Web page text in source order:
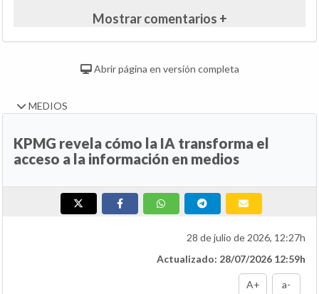
Mostrar comentarios +
Abrir página en versión completa
MEDIOS
KPMG revela cómo la IA transforma el
acceso a la información en medios
28 de julio de 2026, 12:27h
Actualizado: 28/07/2026 12:59h
A+ a-